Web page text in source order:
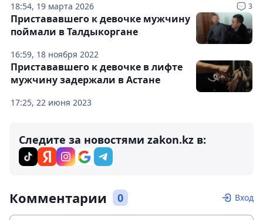
18:54, 19 марта 2026 3
16:59, 18 ноября 2022
Пристававшего к девочке мужчину
поймали в Талдыкоргане
17:25, 22 июня 2023
Пристававшего к девочке в лифте
мужчину задержали в Астане
Следите за новостями zakon.kz в:
Комментарии 0 Вход